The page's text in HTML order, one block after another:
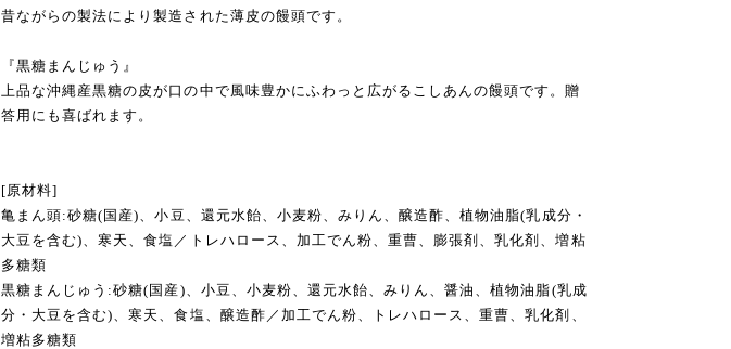
昔ながらの製法により製造された薄皮の饅頭です。
『黒糖まんじゅう』
上品な沖縄産黒糖の皮が口の中で風味豊かにふわっと広がるこしあんの饅頭です。贈
答用にも喜ばれます。
[原材料]
亀まん頭:砂糖(国産)、小豆、還元水飴、小麦粉、みりん、醸造酢、植物油脂(乳成分・
大豆を含む)、寒天、食塩／トレハロース、加工でん粉、重曹、膨張剤、乳化剤、増粘
多糖類
黒糖まんじゅう:砂糖(国産)、小豆、小麦粉、還元水飴、みりん、醤油、植物油脂(乳成
分・大豆を含む)、寒天、食塩、醸造酢／加工でん粉、トレハロース、重曹、乳化剤、
増粘多糖類